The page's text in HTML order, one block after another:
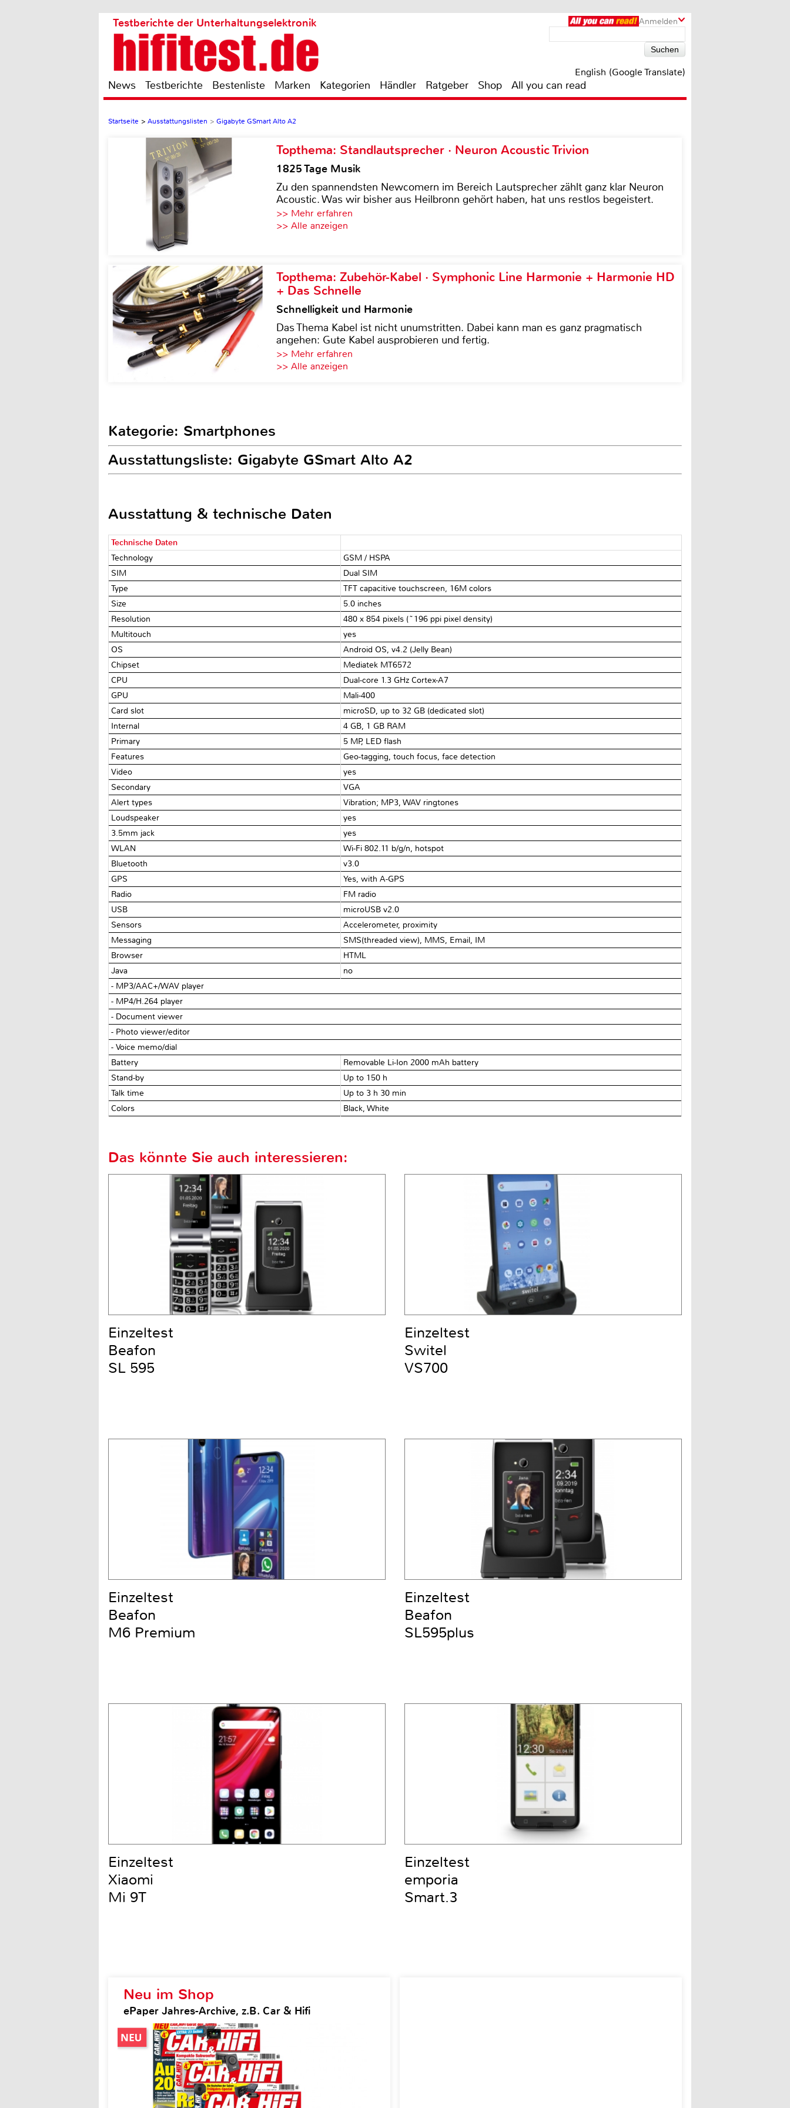
Anmelden
Testberichte der Unterhaltungselektronik
English (Google Translate)
News Testberichte Bestenliste Marken Kategorien Händler Ratgeber Shop All you can read
Startseite > Ausstattungslisten > Gigabyte GSmart Alto A2
Topthema: Standlautsprecher · Neuron Acoustic Trivion
1825 Tage Musik
Zu den spannendsten Newcomern im Bereich Lautsprecher zählt ganz klar Neuron
Acoustic. Was wir bisher aus Heilbronn gehört haben, hat uns restlos begeistert.
>> Mehr erfahren
>> Alle anzeigen
Topthema: Zubehör-Kabel · Symphonic Line Harmonie + Harmonie HD
+ Das Schnelle
Schnelligkeit und Harmonie
Das Thema Kabel ist nicht unumstritten. Dabei kann man es ganz pragmatisch
angehen: Gute Kabel ausprobieren und fertig.
>> Mehr erfahren
>> Alle anzeigen
Kategorie: Smartphones
Ausstattungsliste: Gigabyte GSmart Alto A2
Ausstattung & technische Daten
Technische Daten
Technology
GSM / HSPA
SIM
Dual SIM
Type
TFT capacitive touchscreen, 16M colors
Size
5.0 inches
Resolution
480 x 854 pixels (~196 ppi pixel density)
Multitouch
yes
OS
Android OS, v4.2 (Jelly Bean)
Chipset
Mediatek MT6572
CPU
Dual-core 1.3 GHz Cortex-A7
GPU
Mali-400
Card slot
microSD, up to 32 GB (dedicated slot)
Internal
4 GB, 1 GB RAM
Primary
5 MP, LED flash
Features
Geo-tagging, touch focus, face detection
Video
yes
Secondary
VGA
Alert types
Vibration; MP3, WAV ringtones
Loudspeaker
yes
3.5mm jack
yes
WLAN
Wi-Fi 802.11 b/g/n, hotspot
Bluetooth
v3.0
GPS
Yes, with A-GPS
Radio
FM radio
USB
microUSB v2.0
Sensors
Accelerometer, proximity
Messaging
SMS(threaded view), MMS, Email, IM
Browser
HTML
Java
no
- MP3/AAC+/WAV player
- MP4/H.264 player
- Document viewer
- Photo viewer/editor
- Voice memo/dial
Battery
Removable Li-Ion 2000 mAh battery
Stand-by
Up to 150 h
Talk time
Up to 3 h 30 min
Colors
Black, White
Neu im Shop
ePaper Jahres-Archive, z.B. Car & Hifi
Das könnte Sie auch interessieren:
Einzeltest
Beafon
SL 595
Einzeltest
Switel
VS700
Einzeltest
Beafon
M6 Premium
Einzeltest
Beafon
SL595plus
Einzeltest
Xiaomi
Mi 9T
Einzeltest
emporia
Smart.3